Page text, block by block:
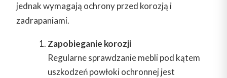
jednak wymagają ochrony przed korozją i
zadrapaniami.
Zapobieganie korozji
Regularne sprawdzanie mebli pod kątem
uszkodzeń powłoki ochronnej jest